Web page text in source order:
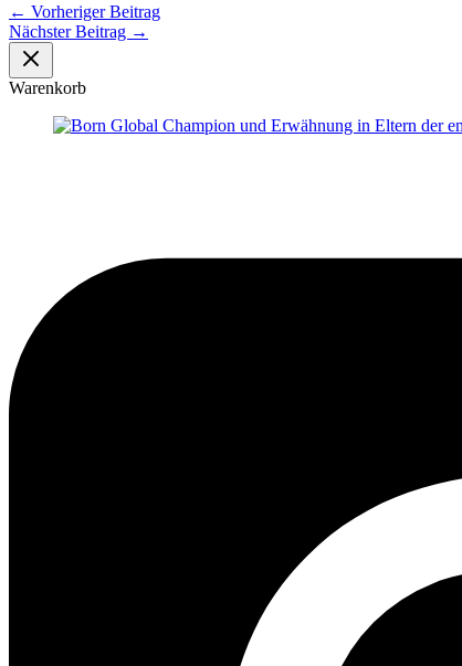
← Vorheriger Beitrag
Nächster Beitrag →
Warenkorb